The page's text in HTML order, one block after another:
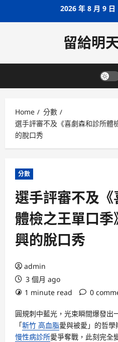
2026 年 8 月 9 日
留給明
Home
分數
選手評審不及《喜劇森和診所體
的脫口秀
分數
選手評審不及
體檢之王單口
興的脫口秀
admin
3 個月 ago
1 minute read
0
圓規刺中藍光，光束瞬間爆發出
「新竹 高血脂愛與被愛」的哲
慢性病診所愛爭奪戰，此刻完全